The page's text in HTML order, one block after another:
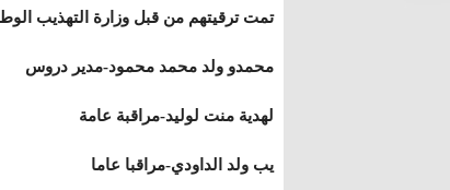
تمت ترقيتهم من قبل وزارة التهذيب
محمدو ولد محمد محمود-مدير دروس
لهدية منت لوليد-مراقبة عامة
يب ولد الداودي-مراقبا عاما